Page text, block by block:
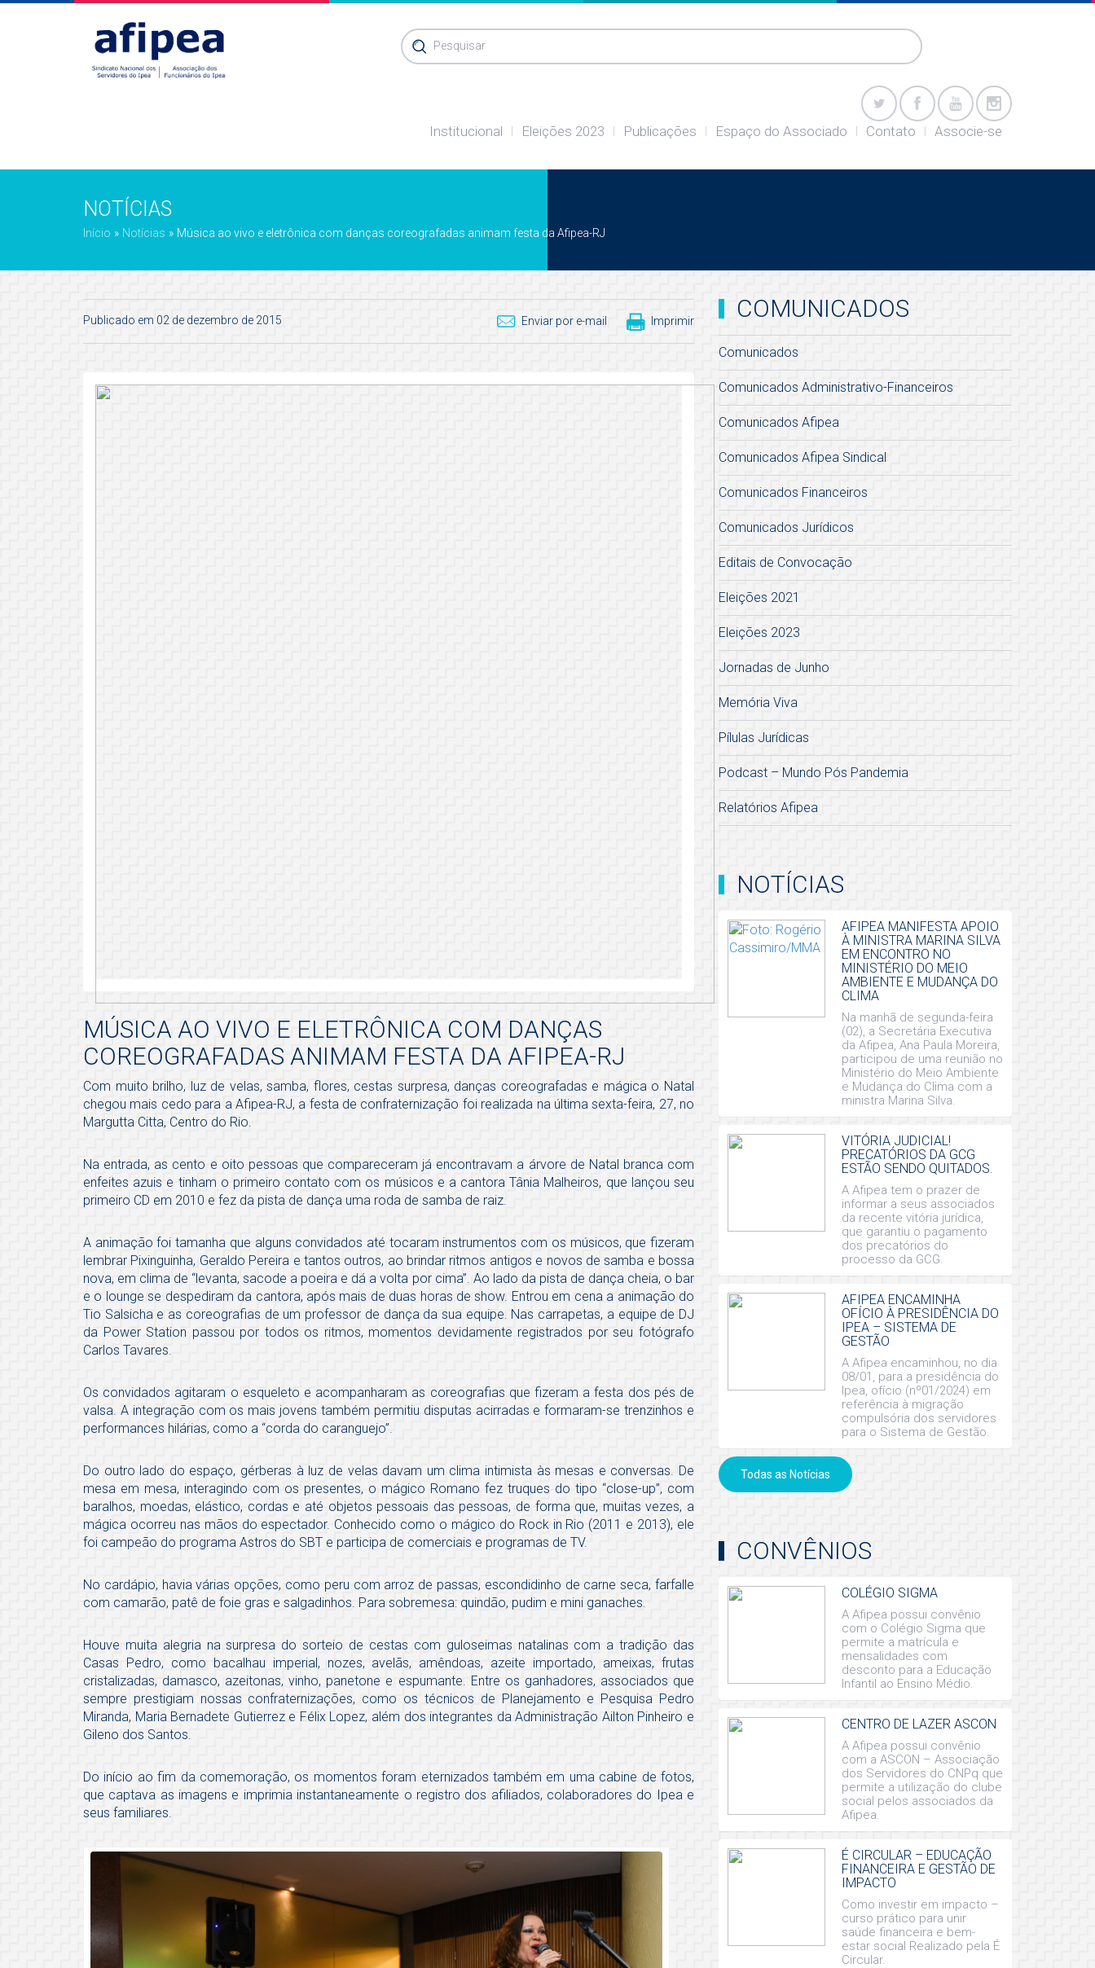
Pesquisar
Institucional Eleições 2023 Publicações Espaço do Associado Contato Associe-se
NOTÍCIAS
Início » Notícias » Música ao vivo e eletrônica com danças coreografadas animam festa da Afipea-RJ
Publicado em 02 de dezembro de 2015 Enviar por e-mail Imprimir
MÚSICA AO VIVO E ELETRÔNICA COM DANÇAS
COREOGRAFADAS ANIMAM FESTA DA AFIPEA-RJ
Com muito brilho, luz de velas, samba, flores, cestas surpresa, danças coreografadas e mágica o Natal
chegou mais cedo para a Afipea-RJ, a festa de confraternização foi realizada na última sexta-feira, 27, no
Margutta Citta, Centro do Rio.
Na entrada, as cento e oito pessoas que compareceram já encontravam a árvore de Natal branca com
enfeites azuis e tinham o primeiro contato com os músicos e a cantora Tânia Malheiros, que lançou seu
primeiro CD em 2010 e fez da pista de dança uma roda de samba de raiz.
A animação foi tamanha que alguns convidados até tocaram instrumentos com os músicos, que fizeram
lembrar Pixinguinha, Geraldo Pereira e tantos outros, ao brindar ritmos antigos e novos de samba e bossa
nova, em clima de “levanta, sacode a poeira e dá a volta por cima”. Ao lado da pista de dança cheia, o bar
e o lounge se despediram da cantora, após mais de duas horas de show. Entrou em cena a animação do
Tio Salsicha e as coreografias de um professor de dança da sua equipe. Nas carrapetas, a equipe de DJ
da Power Station passou por todos os ritmos, momentos devidamente registrados por seu fotógrafo
Carlos Tavares.
Os convidados agitaram o esqueleto e acompanharam as coreografias que fizeram a festa dos pés de
valsa. A integração com os mais jovens também permitiu disputas acirradas e formaram-se trenzinhos e
performances hilárias, como a “corda do caranguejo”.
Do outro lado do espaço, gérberas à luz de velas davam um clima intimista às mesas e conversas. De
mesa em mesa, interagindo com os presentes, o mágico Romano fez truques do tipo “close-up”, com
baralhos, moedas, elástico, cordas e até objetos pessoais das pessoas, de forma que, muitas vezes, a
mágica ocorreu nas mãos do espectador. Conhecido como o mágico do Rock in Rio (2011 e 2013), ele
foi campeão do programa Astros do SBT e participa de comerciais e programas de TV.
No cardápio, havia várias opções, como peru com arroz de passas, escondidinho de carne seca, farfalle
com camarão, patê de foie gras e salgadinhos. Para sobremesa: quindão, pudim e mini ganaches.
Houve muita alegria na surpresa do sorteio de cestas com guloseimas natalinas com a tradição das
Casas Pedro, como bacalhau imperial, nozes, avelãs, amêndoas, azeite importado, ameixas, frutas
cristalizadas, damasco, azeitonas, vinho, panetone e espumante. Entre os ganhadores, associados que
sempre prestigiam nossas confraternizações, como os técnicos de Planejamento e Pesquisa Pedro
Miranda, Maria Bernadete Gutierrez e Félix Lopez, além dos integrantes da Administração Ailton Pinheiro e
Gileno dos Santos.
Do início ao fim da comemoração, os momentos foram eternizados também em uma cabine de fotos,
que captava as imagens e imprimia instantaneamente o registro dos afiliados, colaboradores do Ipea e
seus familiares.
COMUNICADOS
Comunicados
Comunicados Administrativo-Financeiros
Comunicados Afipea
Comunicados Afipea Sindical
Comunicados Financeiros
Comunicados Jurídicos
Editais de Convocação
Eleições 2021
Eleições 2023
Jornadas de Junho
Memória Viva
Pílulas Jurídicas
Podcast – Mundo Pós Pandemia
Relatórios Afipea
NOTÍCIAS
AFIPEA MANIFESTA APOIO
À MINISTRA MARINA SILVA
EM ENCONTRO NO
MINISTÉRIO DO MEIO
AMBIENTE E MUDANÇA DO
CLIMA
Na manhã de segunda-feira
(02), a Secretária Executiva
da Afipea, Ana Paula Moreira,
participou de uma reunião no
Ministério do Meio Ambiente
e Mudança do Clima com a
ministra Marina Silva.
VITÓRIA JUDICIAL!
PRECATÓRIOS DA GCG
ESTÃO SENDO QUITADOS.
A Afipea tem o prazer de
informar a seus associados
da recente vitória jurídica,
que garantiu o pagamento
dos precatórios do
processo da GCG.
AFIPEA ENCAMINHA
OFÍCIO À PRESIDÊNCIA DO
IPEA – SISTEMA DE
GESTÃO
A Afipea encaminhou, no dia
08/01, para a presidência do
Ipea, ofício (nº01/2024) em
referência à migração
compulsória dos servidores
para o Sistema de Gestão.
Todas as Notícias
CONVÊNIOS
COLÉGIO SIGMA
A Afipea possui convênio
com o Colégio Sigma que
permite a matrícula e
mensalidades com
desconto para a Educação
Infantil ao Ensino Médio.
CENTRO DE LAZER ASCON
A Afipea possui convênio
com a ASCON – Associação
dos Servidores do CNPq que
permite a utilização do clube
social pelos associados da
Afipea.
É CIRCULAR – EDUCAÇÃO
FINANCEIRA E GESTÃO DE
IMPACTO
Como investir em impacto –
curso prático para unir
saúde financeira e bem-
estar social Realizado pela É
Circular.